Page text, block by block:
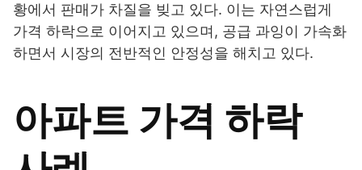
황에서 판매가 차질을 빚고 있다. 이는 자연스럽게
가격 하락으로 이어지고 있으며, 공급 과잉이 가속화
하면서 시장의 전반적인 안정성을 해치고 있다.
아파트 가격 하락